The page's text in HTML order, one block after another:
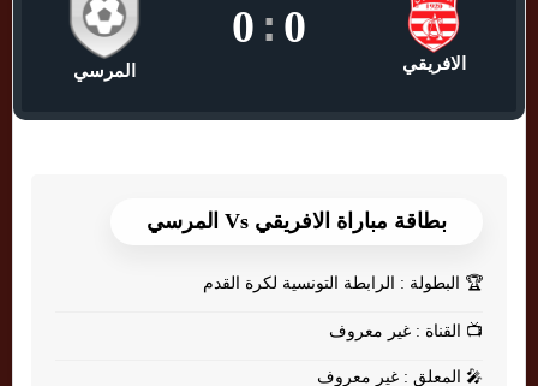
الافريقي
0
:
0
المرسي
بطاقة مباراة الافريقي Vs المرسي
🏆 البطولة : الرابطة التونسية لكرة القدم
📺 القناة : غير معروف
🎤 المعلق : غير معروف